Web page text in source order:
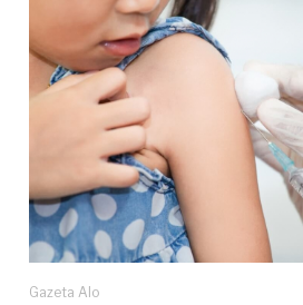
Gazeta Alo